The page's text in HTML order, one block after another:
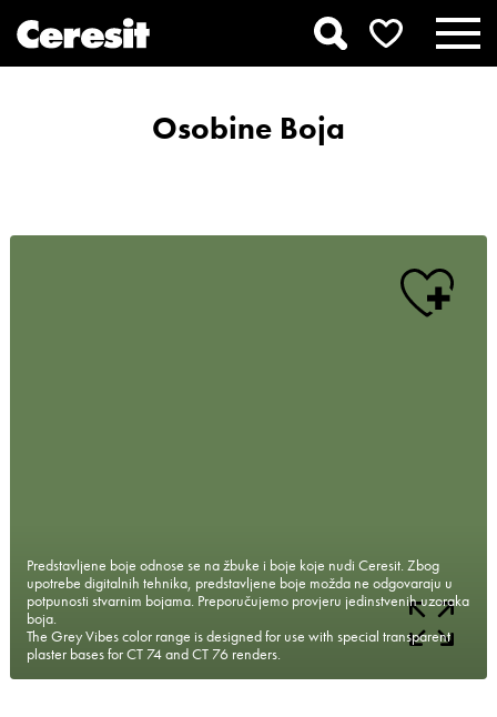
Osobine Boja
Predstavljene boje odnose se na žbuke i boje koje nudi Ceresit. Zbog
upotrebe digitalnih tehnika, predstavljene boje možda ne odgovaraju u
potpunosti stvarnim bojama. Preporučujemo provjeru jedinstvenih uzoraka
boja.
The Grey Vibes color range is designed for use with special transparent
plaster bases for CT 74 and CT 76 renders.